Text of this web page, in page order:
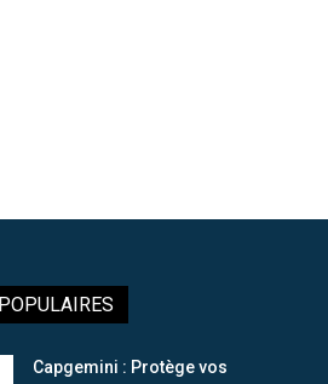
Capgemini : Protège vos